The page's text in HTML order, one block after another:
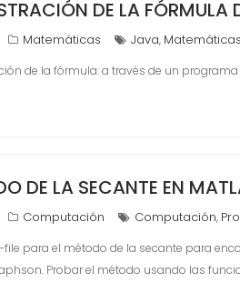
DE LA FÓRMULA
Matemáticas Java, Matemáticas
de la fórmula: a través de un programa
DE LA SECANTE EN
Computación Computación,
file para el método de la secante para
Probar el método usando las